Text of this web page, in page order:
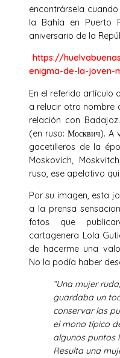
encontrársela
la Bahía en Puerto
aniversario de la
https://
enigma-de-la-joven-
En el referido artículo
a relucir otro nombre
relación con
(en ruso: Москвич).
gacetilleros de la
Moskovich,
ruso, ese apelativo
Por su imagen, esta
a la prensa
fotos que
cartagenera Lola
de hacerme una
No la podía haber
“Una mujer
guardaba un
conservar las
el mono típico
algunos puntos
Resulta una